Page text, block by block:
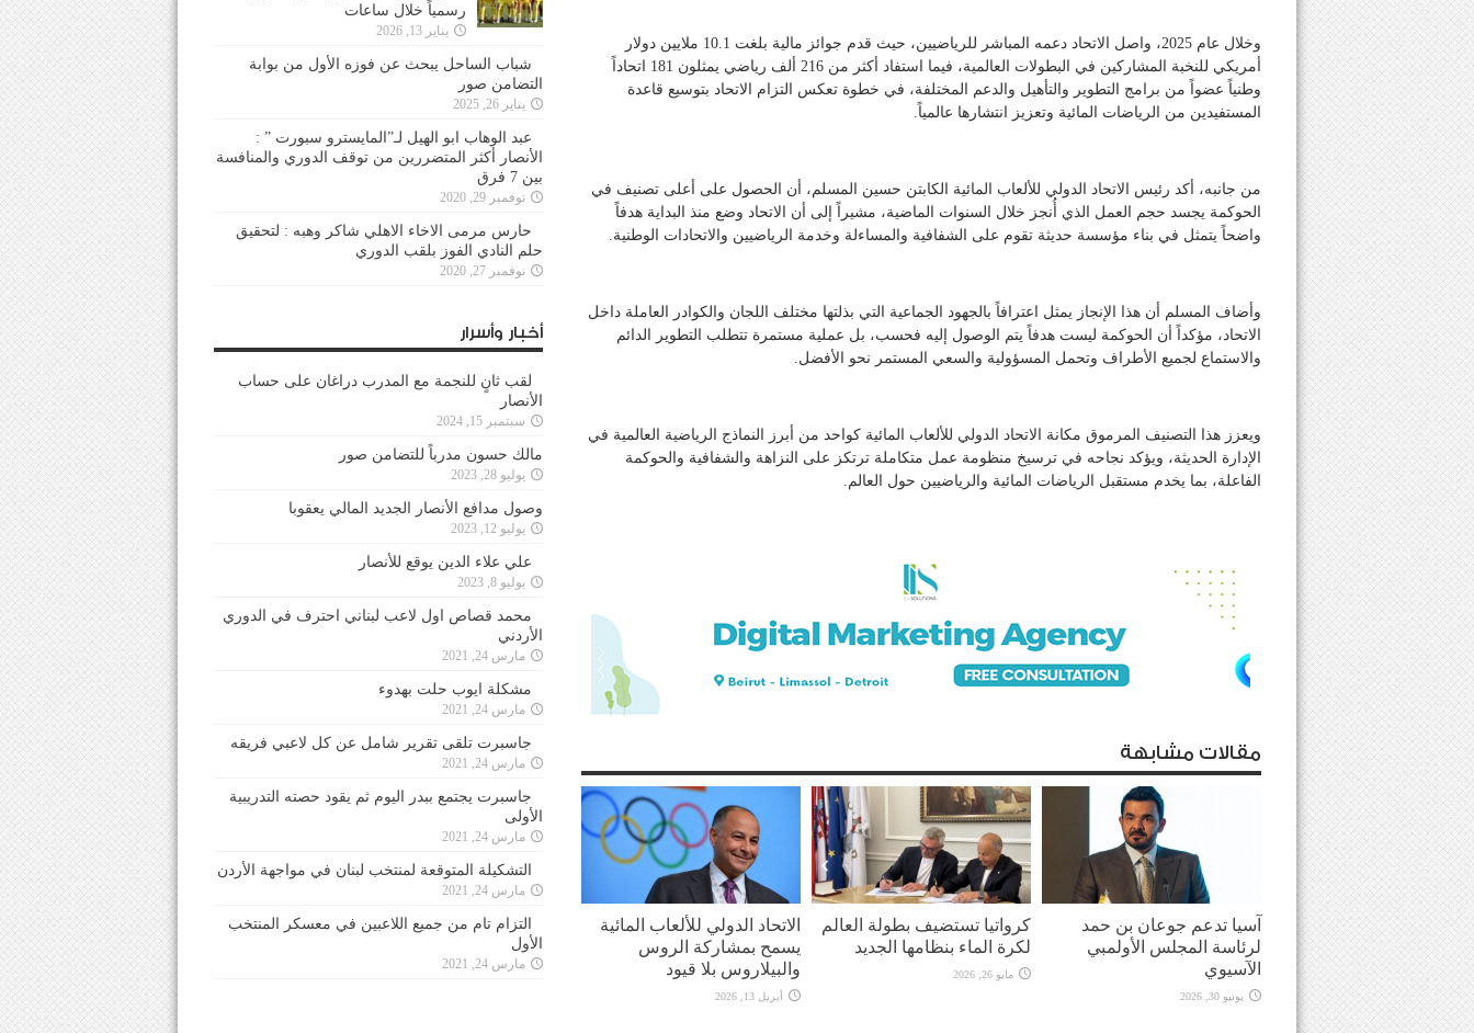
وخلال عام 2025، واصل الاتحاد دعمه المباشر للرياضيين، حيث قدم جوائز مالية بلغت 10.1 ملايين دولار
أمريكي للنخبة المشاركين في البطولات العالمية، فيما استفاد أكثر من 216 ألف رياضي يمثلون 181 اتحاداً
وطنياً عضواً من برامج التطوير والتأهيل والدعم المختلفة، في خطوة تعكس التزام الاتحاد بتوسيع قاعدة
المستفيدين من الرياضات المائية وتعزيز انتشارها عالمياً.
من جانبه، أكد رئيس الاتحاد الدولي للألعاب المائية الكابتن حسين المسلم، أن الحصول على أعلى تصنيف في
الحوكمة يجسد حجم العمل الذي أُنجز خلال السنوات الماضية، مشيراً إلى أن الاتحاد وضع منذ البداية هدفاً
واضحاً يتمثل في بناء مؤسسة حديثة تقوم على الشفافية والمساءلة وخدمة الرياضيين والاتحادات الوطنية.
وأضاف المسلم أن هذا الإنجاز يمثل اعترافاً بالجهود الجماعية التي بذلتها مختلف اللجان والكوادر العاملة داخل
الاتحاد، مؤكداً أن الحوكمة ليست هدفاً يتم الوصول إليه فحسب، بل عملية مستمرة تتطلب التطوير الدائم
والاستماع لجميع الأطراف وتحمل المسؤولية والسعي المستمر نحو الأفضل.
ويعزز هذا التصنيف المرموق مكانة الاتحاد الدولي للألعاب المائية كواحد من أبرز النماذج الرياضية العالمية في
الإدارة الحديثة، ويؤكد نجاحه في ترسيخ منظومة عمل متكاملة ترتكز على النزاهة والشفافية والحوكمة
الفاعلة، بما يخدم مستقبل الرياضات المائية والرياضيين حول العالم.
مقالات مشابهة
آسيا تدعم جوعان بن حمد
لرئاسة المجلس الأولمبي
الآسيوي
يونيو 30, 2026
كرواتيا تستضيف بطولة العالم
لكرة الماء بنظامها الجديد
مايو 26, 2026
الاتحاد الدولي للألعاب المائية
يسمح بمشاركة الروس
والبيلاروس بلا قيود
أبريل 13, 2026
رسمياً خلال ساعات
يناير 13, 2026
شباب الساحل يبحث عن فوزه الأول من بوابة
التضامن صور
يناير 26, 2025
عبد الوهاب ابو الهيل لـ”المايسترو سبورت ” :
الأنصار أكثر المتضررين من توقف الدوري والمنافسة
بين 7 فرق
نوفمبر 29, 2020
حارس مرمى الاخاء الاهلي شاكر وهبه : لتحقيق
حلم النادي الفوز بلقب الدوري
نوفمبر 27, 2020
أخبار وأسرار
لقب ثانٍ للنجمة مع المدرب دراغان على حساب
الأنصار
سبتمبر 15, 2024
مالك حسون مدرباً للتضامن صور
يوليو 28, 2023
وصول مدافع الأنصار الجديد المالي يعقوبا
يوليو 12, 2023
علي علاء الدين يوقع للأنصار
يوليو 8, 2023
محمد قصاص اول لاعب لبناني احترف في الدوري
الأردني
مارس 24, 2021
مشكلة ايوب حلت بهدوء
مارس 24, 2021
جاسبرت تلقى تقرير شامل عن كل لاعبي فريقه
مارس 24, 2021
جاسبرت يجتمع ببدر اليوم ثم يقود حصته التدريبية
الأولى
مارس 24, 2021
التشكيلة المتوقعة لمنتخب لبنان في مواجهة الأردن
مارس 24, 2021
التزام تام من جميع اللاعبين في معسكر المنتخب
الأول
مارس 24, 2021